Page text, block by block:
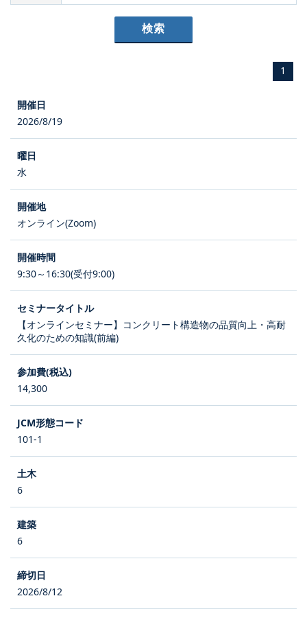
1
2026/8/19
水
オンライン(Zoom)
9:30～16:30(受付9:00)
【オンラインセミナー】コンクリート構造物の品質向上・高耐
久化のための知識(前編)
14,300
101-1
6
6
2026/8/12